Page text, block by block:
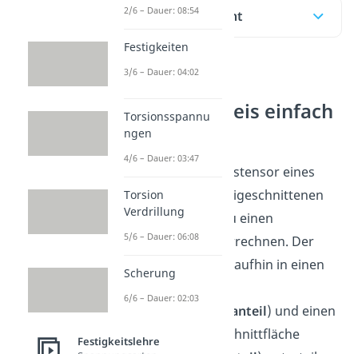
Inhaltsübersicht
Spannungskreis einfach
erklärt
Über den Spannungstensor eines
sehr kleinen und freigeschnittenen
Volumenskannst du einen
Spannungsvektor errechnen. Der
Vektor lässt sich daraufhin in einen
Normalspannungsanteil) und einen
parallelen Teil zur Schnittfläche
2/6 – Dauer: 08:54
Festigkeiten
3/6 – Dauer: 04:02
Torsionsspannu
ngen
4/6 – Dauer: 03:47
Torsion
Verdrillung
5/6 – Dauer: 06:08
Scherung
6/6 – Dauer: 02:03
Festigkeitslehre